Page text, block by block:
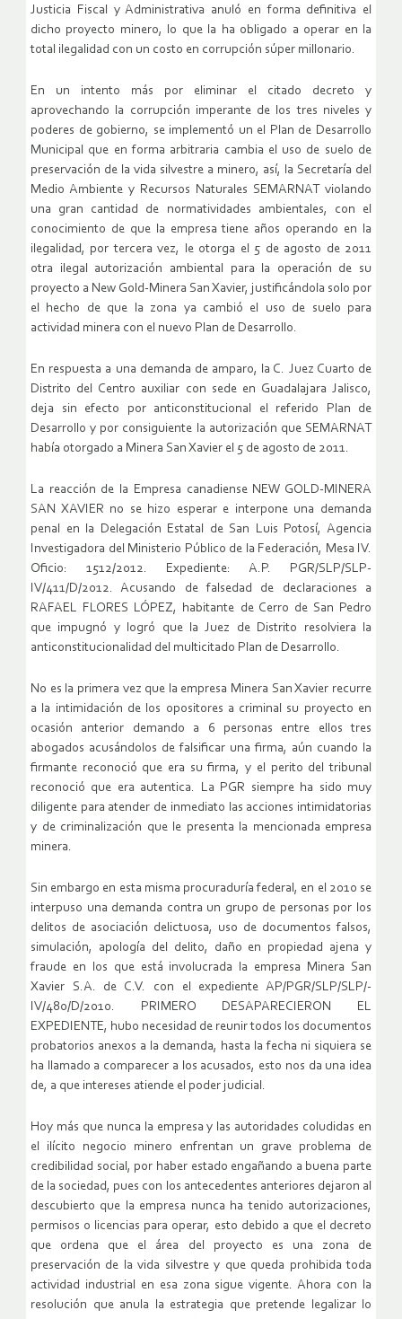
Justicia Fiscal y Administrativa anuló en forma definitiva el
dicho proyecto minero, lo que la ha obligado a operar en la
total ilegalidad con un costo en corrupción súper millonario.
En un intento más por eliminar el citado decreto y
aprovechando la corrupción imperante de los tres niveles y
poderes de gobierno, se implementó un el Plan de Desarrollo
Municipal que en forma arbitraria cambia el uso de suelo de
preservación de la vida silvestre a minero, así, la Secretaría del
Medio Ambiente y Recursos Naturales SEMARNAT violando
una gran cantidad de normatividades ambientales, con el
conocimiento de que la empresa tiene años operando en la
ilegalidad, por tercera vez, le otorga el 5 de agosto de 2011
otra ilegal autorización ambiental para la operación de su
proyecto a New Gold-Minera San Xavier, justificándola solo por
el hecho de que la zona ya cambió el uso de suelo para
actividad minera con el nuevo Plan de Desarrollo.
En respuesta a una demanda de amparo, la C. Juez Cuarto de
Distrito del Centro auxiliar con sede en Guadalajara Jalisco,
deja sin efecto por anticonstitucional el referido Plan de
Desarrollo y por consiguiente la autorización que SEMARNAT
había otorgado a Minera San Xavier el 5 de agosto de 2011.
La reacción de la Empresa canadiense NEW GOLD-MINERA
SAN XAVIER no se hizo esperar e interpone una demanda
penal en la Delegación Estatal de San Luis Potosí, Agencia
Investigadora del Ministerio Público de la Federación, Mesa IV.
Oficio: 1512/2012. Expediente: A.P. PGR/SLP/SLP-
IV/411/D/2012. Acusando de falsedad de declaraciones a
RAFAEL FLORES LÓPEZ, habitante de Cerro de San Pedro
que impugnó y logró que la Juez de Distrito resolviera la
anticonstitucionalidad del multicitado Plan de Desarrollo.
No es la primera vez que la empresa Minera San Xavier recurre
a la intimidación de los opositores a criminal su proyecto en
ocasión anterior demando a 6 personas entre ellos tres
abogados acusándolos de falsificar una firma, aún cuando la
firmante reconoció que era su firma, y el perito del tribunal
reconoció que era autentica. La PGR siempre ha sido muy
diligente para atender de inmediato las acciones intimidatorias
y de criminalización que le presenta la mencionada empresa
minera.
Sin embargo en esta misma procuraduría federal, en el 2010 se
interpuso una demanda contra un grupo de personas por los
delitos de asociación delictuosa, uso de documentos falsos,
simulación, apología del delito, daño en propiedad ajena y
fraude en los que está involucrada la empresa Minera San
Xavier S.A. de C.V. con el expediente AP/PGR/SLP/SLP/-
IV/480/D/2010. PRIMERO DESAPARECIERON EL
EXPEDIENTE, hubo necesidad de reunir todos los documentos
probatorios anexos a la demanda, hasta la fecha ni siquiera se
ha llamado a comparecer a los acusados, esto nos da una idea
de, a que intereses atiende el poder judicial.
Hoy más que nunca la empresa y las autoridades coludidas en
el ilícito negocio minero enfrentan un grave problema de
credibilidad social, por haber estado engañando a buena parte
de la sociedad, pues con los antecedentes anteriores dejaron al
descubierto que la empresa nunca ha tenido autorizaciones,
permisos o licencias para operar, esto debido a que el decreto
que ordena que el área del proyecto es una zona de
preservación de la vida silvestre y que queda prohibida toda
actividad industrial en esa zona sigue vigente. Ahora con la
resolución que anula la estrategia que pretende legalizar lo